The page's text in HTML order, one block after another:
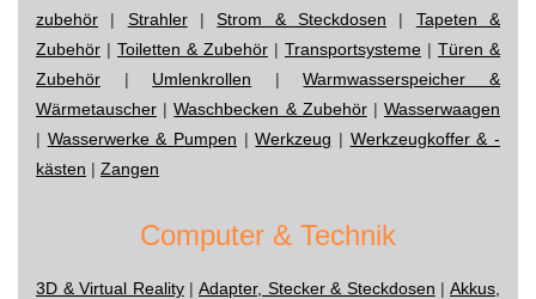
zubehör | Strahler|Strom & Steckdosen | Tapeten &
Zubehör | Toiletten & Zubehör | Transportsysteme | Türen &
Zubehör | Umlenkrollen |Warmwasserspeicher &
Wärmetauscher |Waschbecken & Zubehör|Wasserwaagen
| Wasserwerke & Pumpen |Werkzeug | Werkzeugkoffer & -
kästen | Zangen
Computer & Technik
3D & Virtual Reality|Adapter, Stecker & Steckdosen |Akkus,